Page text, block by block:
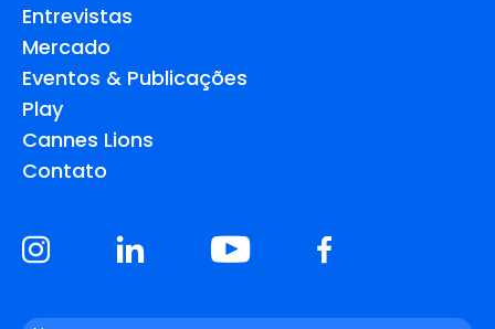
Entrevistas
Mercado
Eventos & Publicações
Play
Cannes Lions
Contato